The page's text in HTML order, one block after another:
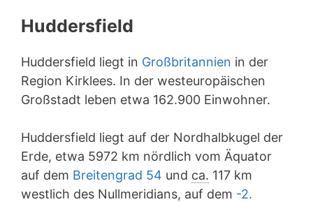
Huddersfield
Huddersfield liegt in Großbritannien in der
Region Kirklees. In der westeuropäischen
Großstadt leben etwa 162.900 Einwohner.
Huddersfield liegt auf der Nordhalbkugel der
Erde, etwa 5972 km nördlich vom Äquator
auf dem Breitengrad 54 und ca. 117 km
westlich des Nullmeridians, auf dem -2.